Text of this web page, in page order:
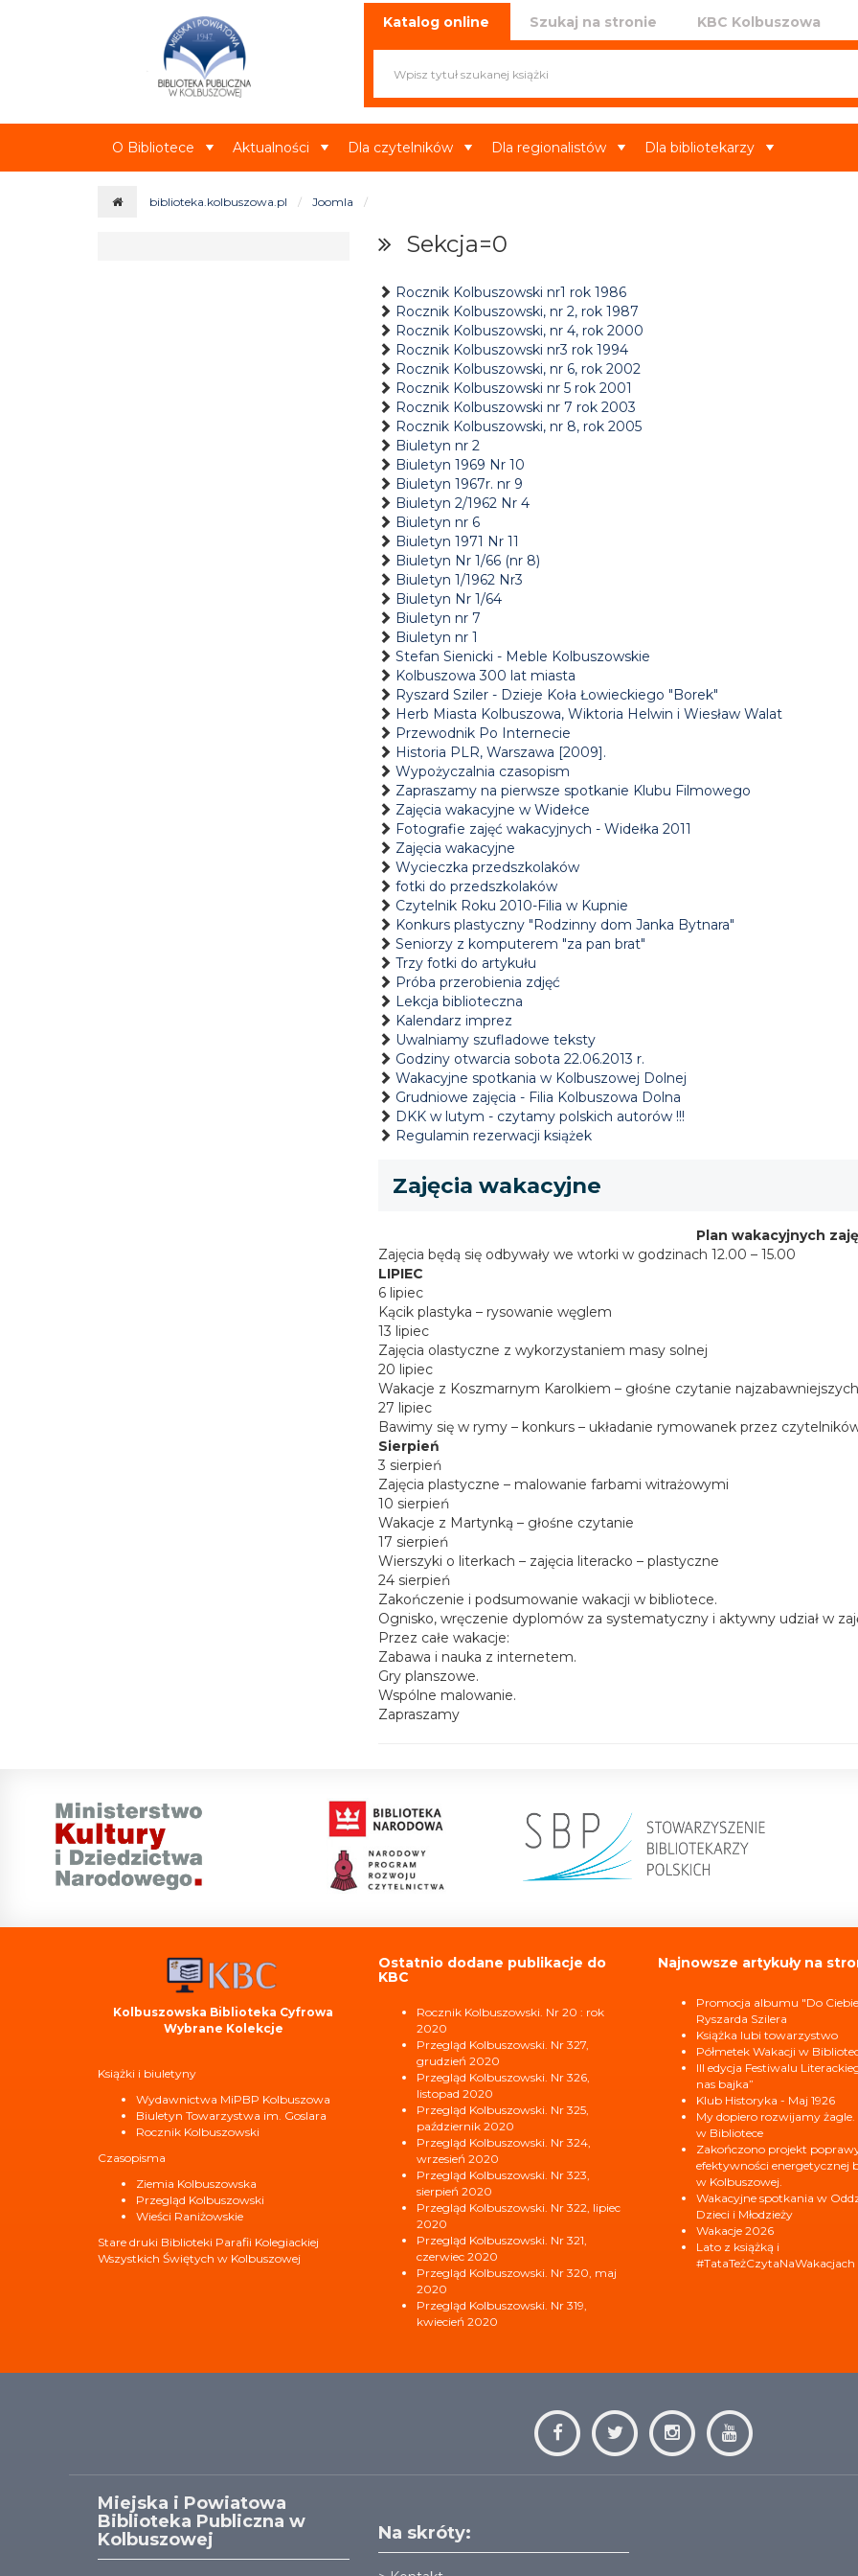
Miejska i Powiatowa Biblioteka Publiczna w Kolbuszowej
Katalog online Szukaj na stronie KBC Kolbuszowa
O Bibliotece Aktualności Dla czytelników Dla regionalistów Dla bibliotekarzy
biblioteka.kolbuszowa.pl Joomla
Sekcja=0
Rocznik Kolbuszowski nr1 rok 1986
Rocznik Kolbuszowski, nr 2, rok 1987
Rocznik Kolbuszowski, nr 4, rok 2000
Rocznik Kolbuszowski nr3 rok 1994
Rocznik Kolbuszowski, nr 6, rok 2002
Rocznik Kolbuszowski nr 5 rok 2001
Rocznik Kolbuszowski nr 7 rok 2003
Rocznik Kolbuszowski, nr 8, rok 2005
Biuletyn nr 2
Biuletyn 1969 Nr 10
Biuletyn 1967r. nr 9
Biuletyn 2/1962 Nr 4
Biuletyn nr 6
Biuletyn 1971 Nr 11
Biuletyn Nr 1/66 (nr 8)
Biuletyn 1/1962 Nr3
Biuletyn Nr 1/64
Biuletyn nr 7
Biuletyn nr 1
Stefan Sienicki - Meble Kolbuszowskie
Kolbuszowa 300 lat miasta
Ryszard Sziler - Dzieje Koła Łowieckiego "Borek"
Herb Miasta Kolbuszowa, Wiktoria Helwin i Wiesław Walat
Przewodnik Po Internecie
Historia PLR, Warszawa [2009].
Wypożyczalnia czasopism
Zapraszamy na pierwsze spotkanie Klubu Filmowego
Zajęcia wakacyjne w Widełce
Fotografie zajęć wakacyjnych - Widełka 2011
Zajęcia wakacyjne
Wycieczka przedszkolaków
fotki do przedszkolaków
Czytelnik Roku 2010-Filia w Kupnie
Konkurs plastyczny "Rodzinny dom Janka Bytnara"
Seniorzy z komputerem "za pan brat"
Trzy fotki do artykułu
Próba przerobienia zdjęć
Lekcja biblioteczna
Kalendarz imprez
Uwalniamy szufladowe teksty
Godziny otwarcia sobota 22.06.2013 r.
Wakacyjne spotkania w Kolbuszowej Dolnej
Grudniowe zajęcia - Filia Kolbuszowa Dolna
DKK w lutym - czytamy polskich autorów !!!
Regulamin rezerwacji książek
Zajęcia wakacyjne
Plan wakacyjnych
Zajęcia będą się odbywały we wtorki w godzinach 12.00 – 15.00
LIPIEC
6 lipiec
Kącik plastyka – rysowanie węglem
13 lipiec
Zajęcia olastyczne z wykorzystaniem masy solnej
20 lipiec
Wakacje z Koszmarnym Karolkiem – głośne czytanie
27 lipiec
Bawimy się w rymy – konkurs – układanie rymowanek przez
Sierpień
3 sierpień
Zajęcia plastyczne – malowanie farbami witrażowymi
10 sierpień
Wakacje z Martynką – głośne czytanie
17 sierpień
Wierszyki o literkach – zajęcia literacko – plastyczne
24 sierpień
Zakończenie i podsumowanie wakacji w bibliotece.
Ognisko, wręczenie dyplomów za systematyczny i aktywny udział w
Przez całe wakacje:
Zabawa i nauka z internetem.
Gry planszowe.
Wspólne malowanie.
Zapraszamy
Kolbuszowska Biblioteka Cyfrowa
Wybrane Kolekcje
Książki i biuletyny
Wydawnictwa MiPBP Kolbuszowa
Biuletyn Towarzystwa im. Goslara
Rocznik Kolbuszowski
Czasopisma
Ziemia Kolbuszowska
Przegląd Kolbuszowski
Wieści Raniżowskie
Stare druki Biblioteki Parafii Kolegiackiej
Wszystkich Świętych w Kolbuszowej
Ostatnio dodane publikacje do
KBC
Rocznik Kolbuszowski. Nr 20 : rok
2020
Przegląd Kolbuszowski. Nr 327,
grudzień 2020
Przegląd Kolbuszowski. Nr 326,
listopad 2020
Przegląd Kolbuszowski. Nr 325,
październik 2020
Przegląd Kolbuszowski. Nr 324,
wrzesień 2020
Przegląd Kolbuszowski. Nr 323,
sierpień 2020
Przegląd Kolbuszowski. Nr 322, lipiec
2020
Przegląd Kolbuszowski. Nr 321,
czerwiec 2020
Przegląd Kolbuszowski. Nr 320, maj
2020
Przegląd Kolbuszowski. Nr 319,
kwiecień 2020
Najnowsze artykuły na
Promocja albumu "Do
Ryszarda Szilera
Książka lubi towarzystwo
Półmetek Wakacji w
III edycja Festiwalu
nas bajka”
Klub Historyka - Maj 1926
My dopiero rozwijamy żagle.
w Bibliotece
Zakończono projekt
efektywności energetycznej
w Kolbuszowej.
Wakacyjne spotkania w
Dzieci i Młodzieży
Wakacje 2026
Lato z książką i
#TataTeżCzytaNaWakacjach
Miejska i Powiatowa
Biblioteka Publiczna w
Kolbuszowej
Na skróty: